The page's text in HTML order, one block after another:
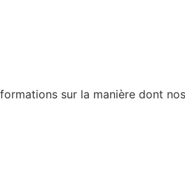
sur la manière dont